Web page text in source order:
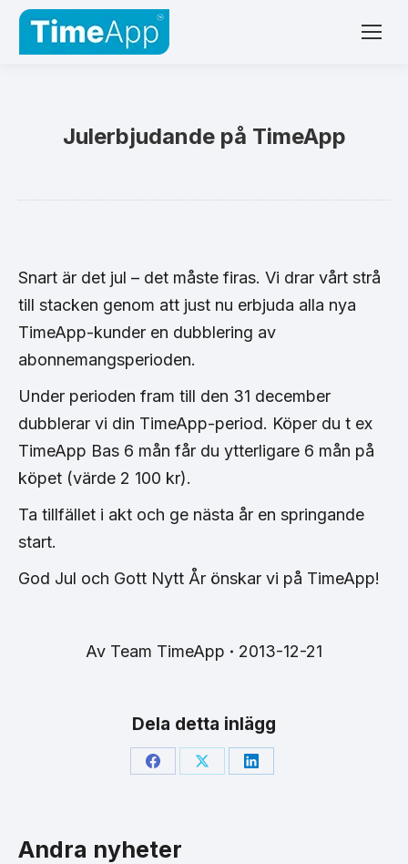
Julerbjudande på TimeApp
Snart är det jul – det måste firas. Vi drar vårt strå
till stacken genom att just nu erbjuda alla nya
TimeApp-kunder en dubblering av
abonnemangsperioden.
Under perioden fram till den 31 december
dubblerar vi din TimeApp-period. Köper du t ex
TimeApp Bas 6 mån får du ytterligare 6 mån på
köpet (värde 2 100 kr).
Ta tillfället i akt och ge nästa år en springande
start.
God Jul och Gott Nytt År önskar vi på TimeApp!
Av Team TimeApp 2013-12-21
Dela detta inlägg
Share Share Share
Andra nyheter